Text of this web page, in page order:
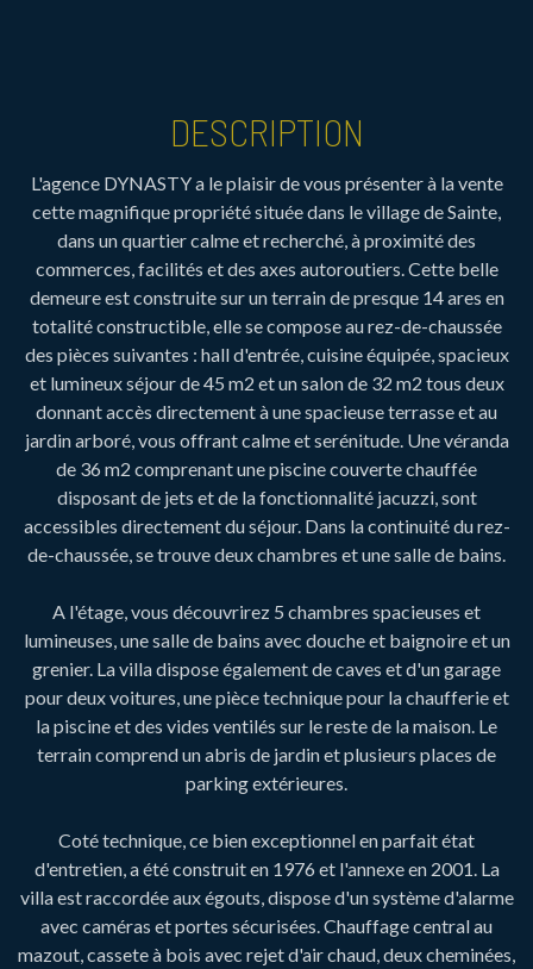
DESCRIPTION
L'agence DYNASTY a le plaisir de vous présenter à la vente
cette magnifique propriété située dans le village de Sainte,
dans un quartier calme et recherché, à proximité des
commerces, facilités et des axes autoroutiers. Cette belle
demeure est construite sur un terrain de presque 14 ares en
totalité constructible, elle se compose au rez-de-chaussée
des pièces suivantes : hall d'entrée, cuisine équipée, spacieux
et lumineux séjour de 45 m2 et un salon de 32 m2 tous deux
donnant accès directement à une spacieuse terrasse et au
jardin arboré, vous offrant calme et serénitude. Une véranda
de 36 m2 comprenant une piscine couverte chauffée
disposant de jets et de la fonctionnalité jacuzzi, sont
accessibles directement du séjour. Dans la continuité du rez-
de-chaussée, se trouve deux chambres et une salle de bains.
A l'étage, vous découvrirez 5 chambres spacieuses et
lumineuses, une salle de bains avec douche et baignoire et un
grenier. La villa dispose également de caves et d'un garage
pour deux voitures, une pièce technique pour la chaufferie et
la piscine et des vides ventilés sur le reste de la maison. Le
terraincomprendun abris de jardin et plusieurs places de
parking extérieures.
Coté technique, ce bien exceptionnel en parfait état
d'entretien, a été construit en 1976 et l'annexe en 2001. La
villa est raccordée aux égouts, dispose d'un système d'alarme
avec caméras et portes sécurisées. Chauffage central au
mazout, cassete à bois avec rejet d'air chaud, deux cheminées,